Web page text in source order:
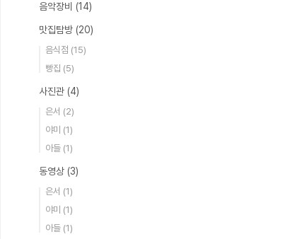
음악장비 (14)
맛집탐방 (20)
음식점 (15)
빵집 (5)
사진관 (4)
은서 (2)
야미 (1)
아들 (1)
동영상 (3)
은서 (1)
야미 (1)
아들 (1)